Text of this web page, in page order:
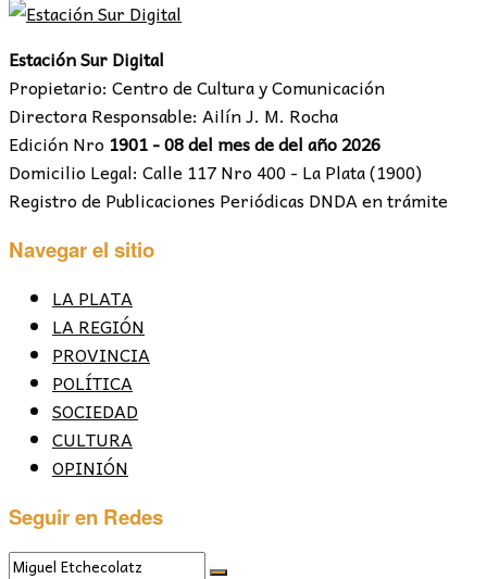
Estación Sur Digital
Propietario: Centro de Cultura y Comunicación
Directora Responsable: Ailín J. M. Rocha
Edición Nro 1901 - 08 del mes de del año 2026
Domicilio Legal: Calle 117 Nro 400 - La Plata (1900)
Registro de Publicaciones Periódicas DNDA en trámite
Navegar el sitio
LA PLATA
LA REGIÓN
PROVINCIA
POLÍTICA
SOCIEDAD
CULTURA
OPINIÓN
Seguir en Redes